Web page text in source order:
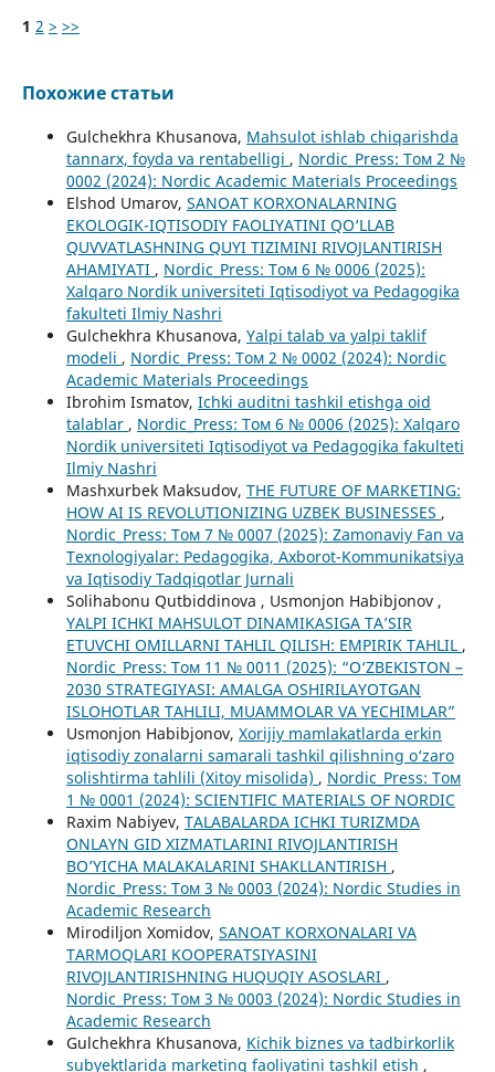
1 2 > >>
Похожие статьи
Gulchekhra Khusanova, Mahsulot ishlab chiqarishda
tannarx, foyda va rentabelligi , Nordic_Press: Том 2 №
0002 (2024): Nordic Academic Materials Proceedings
Elshod Umarov, SANOAT KORXONALARNING
EKOLOGIK-IQTISODIY FAOLIYATINI QO‘LLAB
QUVVATLASHNING QUYI TIZIMINI RIVOJLANTIRISH
AHAMIYATI , Nordic_Press: Том 6 № 0006 (2025):
Xalqaro Nordik universiteti Iqtisodiyot va Pedagogika
fakulteti Ilmiy Nashri
Gulchekhra Khusanova, Yalpi talab va yalpi taklif
modeli , Nordic_Press: Том 2 № 0002 (2024): Nordic
Academic Materials Proceedings
Ibrohim Ismatov, Ichki auditni tashkil etishga oid
talablar , Nordic_Press: Том 6 № 0006 (2025): Xalqaro
Nordik universiteti Iqtisodiyot va Pedagogika fakulteti
Ilmiy Nashri
Mashxurbek Maksudov, THE FUTURE OF MARKETING:
HOW AI IS REVOLUTIONIZING UZBEK BUSINESSES ,
Nordic_Press: Том 7 № 0007 (2025): Zamonaviy Fan va
Texnologiyalar: Pedagogika, Axborot-Kommunikatsiya
va Iqtisodiy Tadqiqotlar Jurnali
Solihabonu Qutbiddinova , Usmonjon Habibjonov ,
YALPI ICHKI MAHSULOT DINAMIKASIGA TA’SIR
ETUVCHI OMILLARNI TAHLIL QILISH: EMPIRIK TAHLIL ,
Nordic_Press: Том 11 № 0011 (2025): “O‘ZBEKISTON –
2030 STRATEGIYASI: AMALGA OSHIRILAYOTGAN
ISLOHOTLAR TAHLILI, MUAMMOLAR VA YECHIMLAR”
Usmonjon Habibjonov, Xorijiy mamlakatlarda erkin
iqtisodiy zonalarni samarali tashkil qilishning o‘zaro
solishtirma tahlili (Xitoy misolida) , Nordic_Press: Том
1 № 0001 (2024): SCIENTIFIC MATERIALS OF NORDIC
Raxim Nabiyev, TALABALARDA ICHKI TURIZMDA
ONLAYN GID XIZMATLARINI RIVOJLANTIRISH
BO’YICHA MALAKALARINI SHAKLLANTIRISH ,
Nordic_Press: Том 3 № 0003 (2024): Nordic Studies in
Academic Research
Mirodiljon Xomidov, SANOAT KORXONALARI VA
TARMOQLARI KOOPERATSIYASINI
RIVOJLANTIRISHNING HUQUQIY ASOSLARI ,
Nordic_Press: Том 3 № 0003 (2024): Nordic Studies in
Academic Research
Gulchekhra Khusanova, Kichik biznes va tadbirkorlik
subyektlarida marketing faoliyatini tashkil etish ,